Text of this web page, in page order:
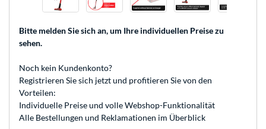
Bitte melden Sie sich an, um Ihre individuellen Preise zu
sehen.
Noch kein Kundenkonto?
Registrieren Sie sich jetzt und profitieren Sie von den
Vorteilen:
Individuelle Preise und volle Webshop-Funktionalität
Alle Bestellungen und Reklamationen im Überblick